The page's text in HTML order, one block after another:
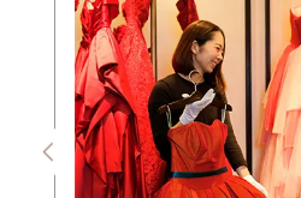
スタイル別
フォトウエディング
神社結婚式 お問い合